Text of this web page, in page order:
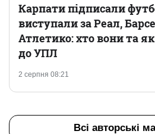
2 серпня 08:21
Карпати підписали
виступали за Реал,
Атлетико: хто вони та
до УПЛ
Всі авторські